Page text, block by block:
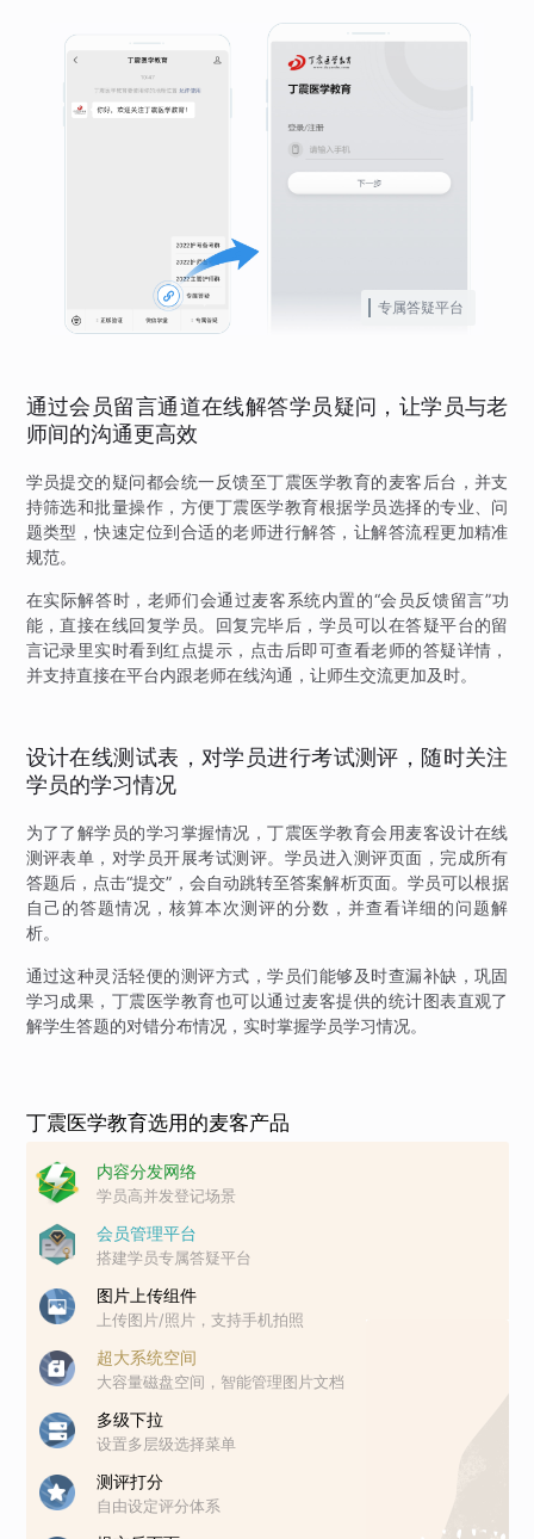
专属答疑平台
通过会员留言通道在线解答学员疑问，让学员与老
师间的沟通更高效
学员提交的疑问都会统一反馈至丁震医学教育的麦客后台，并支
持筛选和批量操作，方便丁震医学教育根据学员选择的专业、问
题类型，快速定位到合适的老师进行解答，让解答流程更加精准
规范。
在实际解答时，老师们会通过麦客系统内置的“会员反馈留言”功
能，直接在线回复学员。回复完毕后，学员可以在答疑平台的留
言记录里实时看到红点提示，点击后即可查看老师的答疑详情，
并支持直接在平台内跟老师在线沟通，让师生交流更加及时。
设计在线测试表，对学员进行考试测评，随时关注
学员的学习情况
为了了解学员的学习掌握情况，丁震医学教育会用麦客设计在线
测评表单，对学员开展考试测评。学员进入测评页面，完成所有
答题后，点击“提交”，会自动跳转至答案解析页面。学员可以根据
自己的答题情况，核算本次测评的分数，并查看详细的问题解
析。
通过这种灵活轻便的测评方式，学员们能够及时查漏补缺，巩固
学习成果，丁震医学教育也可以通过麦客提供的统计图表直观了
解学生答题的对错分布情况，实时掌握学员学习情况。
丁震医学教育选用的麦客产品
内容分发网络
学员高并发登记场景
会员管理平台
搭建学员专属答疑平台
图片上传组件
上传图片/照片，支持手机拍照
超大系统空间
大容量磁盘空间，智能管理图片文档
多级下拉
设置多层级选择菜单
测评打分
自由设定评分体系